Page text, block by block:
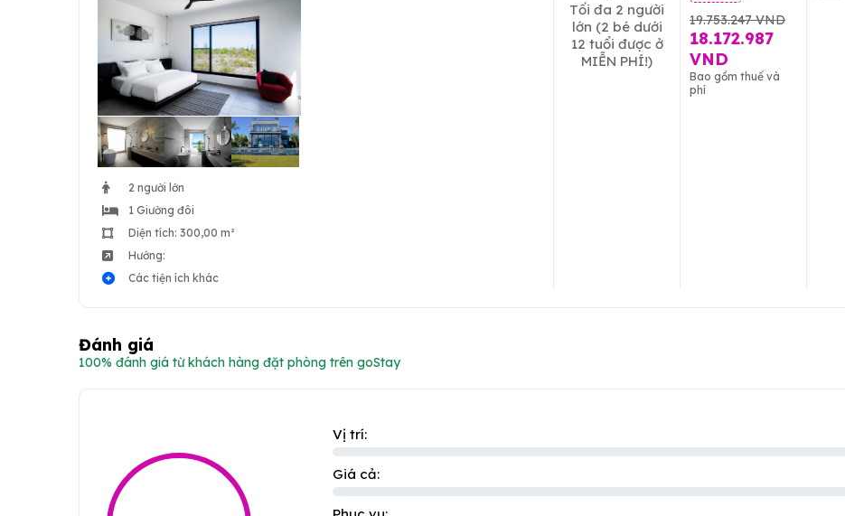
2 người lớn
1 Giường đôi
Diện tích: 300,00 m²
Hướng:
Các tiện ích khác
Tối đa 2 người
lớn (2 bé dưới
12 tuổi được ở
MIỄN PHÍ!)
19.753.247 VND
18.172.987
VND
Bao gồm thuế và
phí
Đánh giá
100% đánh giá từ khách hàng đặt phòng trên goStay
Vị trí:
Giá cả: